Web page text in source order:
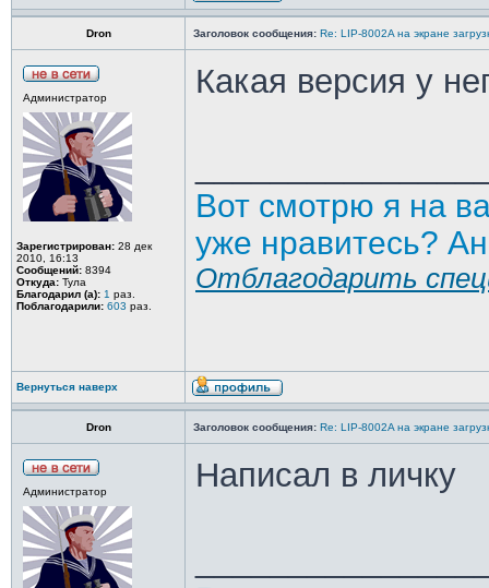
Dron Заголовок сообщения: Re: LIP-8002A на экране
Администратор
Зарегистрирован: 28 дек
2010, 16:13
Сообщений: 8394
Откуда: Тула
Благодарил (а): 1 раз.
Поблагодарили: 603 раз.
Какая версия у
Вот смотрю я на
уже нравитесь?
Отблагодарить
Вернуться наверх
Dron Заголовок сообщения: Re: LIP-8002A на экране
Администратор Написал в личку